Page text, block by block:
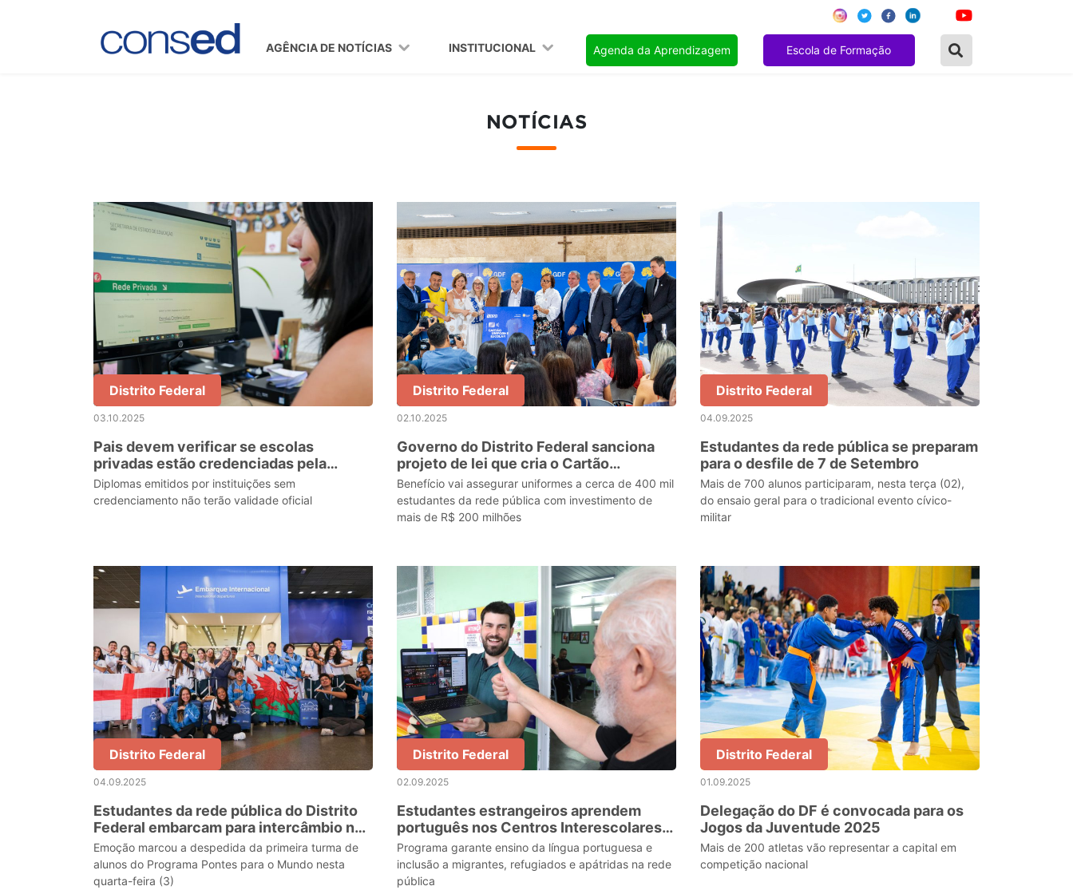
AGÊNCIA DE NOTÍCIAS INSTITUCIONAL Agenda da Aprendizagem Escola de Formação
NOTÍCIAS
Distrito Federal
03.10.2025
Pais devem verificar se escolas
privadas estão credenciadas pela
SEEDF
Diplomas emitidos por instituições sem
credenciamento não terão validade oficial
Distrito Federal
02.10.2025
Governo do Distrito Federal sanciona
projeto de lei que cria o Cartão
Uniforme Escolar
Benefício vai assegurar uniformes a cerca de 400 mil
estudantes da rede pública com investimento de
mais de R$ 200 milhões
Distrito Federal
04.09.2025
Estudantes da rede pública se preparam
para o desfile de 7 de Setembro
Mais de 700 alunos participaram, nesta terça (02),
do ensaio geral para o tradicional evento cívico-
militar
Distrito Federal
04.09.2025
Estudantes da rede pública do Distrito
Federal embarcam para intercâmbio no
Reino Unido
Emoção marcou a despedida da primeira turma de
alunos do Programa Pontes para o Mundo nesta
quarta-feira (3)
Distrito Federal
02.09.2025
Estudantes estrangeiros aprendem
português nos Centros Interescolares
de Línguas
Programa garante ensino da língua portuguesa e
inclusão a migrantes, refugiados e apátridas na rede
pública
Distrito Federal
01.09.2025
Delegação do DF é convocada para os
Jogos da Juventude 2025
Mais de 200 atletas vão representar a capital em
competição nacional